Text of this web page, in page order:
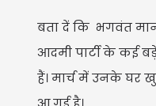
बता दें कि भगवंत मान
आदमी पार्टी के कई
हैं। मार्च में उनके घर